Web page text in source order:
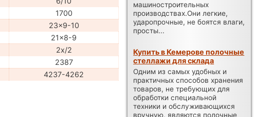
1700
23x9-10
21x8-9
2x/2
2387
4237-4262
машиностроительных
производствах.Они легкие,
ударопрочные, не боятся влаги,
просты...
Купить в Кемерове полочные
стеллажи для склада
Одним из самых удобных и
практичных способов хранения
товаров, не требующих для
обработки специальной
техники и обслуживающихся
вручную, являются полочные